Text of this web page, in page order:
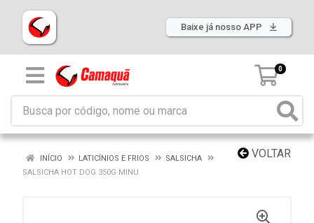
Baixe já nosso APP
0
VOLTAR
INÍCIO LATICÍNIOS E FRIOS
SALSICHA
SALSICHA HOT DOG 350G MINU